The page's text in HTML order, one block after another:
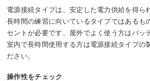
電源接続タイプは、安定した電力供給を得ら
長時間の練習に向いているタイプではあるも
セントが必要です。屋外でよく使う方はバッ
室内で長時間使用する方は電源接続タイプの
ださい。
操作性をチェック